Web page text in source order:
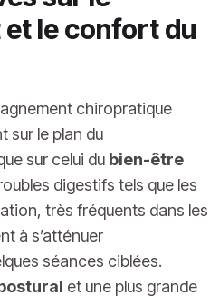
le confort du
chiropratique
sur le plan du
sur celui du bien-être
digestifs tels que les
très fréquents dans les
à s’atténuer
séances ciblées.
et une plus grande